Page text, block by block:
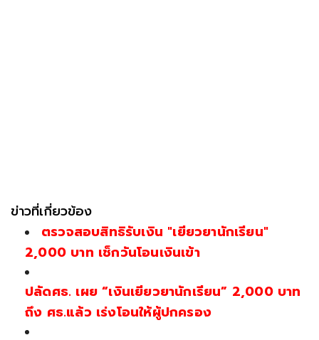
ข่าวที่เกี่ยวข้อง
ตรวจสอบสิทธิรับเงิน "เยียวยานักเรียน"
2,000 บาท เช็กวันโอนเงินเข้า
ปลัดศธ. เผย “เงินเยียวยานักเรียน” 2,000 บาท
ถึง ศธ.แล้ว เร่งโอนให้ผู้ปกครอง